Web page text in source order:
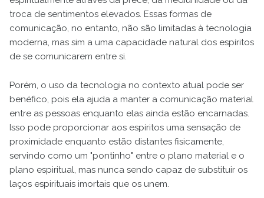
troca de sentimentos elevados. Essas formas de
comunicação, no entanto, não são limitadas à tecnologia
moderna, mas sim a uma capacidade natural dos espíritos
de se comunicarem entre si.
Porém, o uso da tecnologia no contexto atual pode ser
benéfico, pois ela ajuda a manter a comunicação material
entre as pessoas enquanto elas ainda estão encarnadas.
Isso pode proporcionar aos espíritos uma sensação de
proximidade enquanto estão distantes fisicamente,
servindo como um "pontinho" entre o plano material e o
plano espiritual, mas nunca sendo capaz de substituir os
laços espirituais imortais que os unem.